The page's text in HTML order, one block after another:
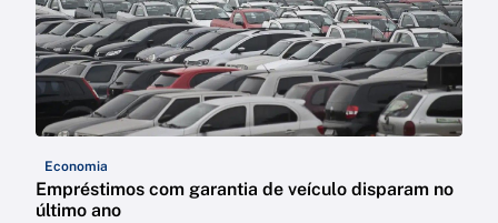
Economia
Empréstimos com garantia de veículo disparam no
último ano